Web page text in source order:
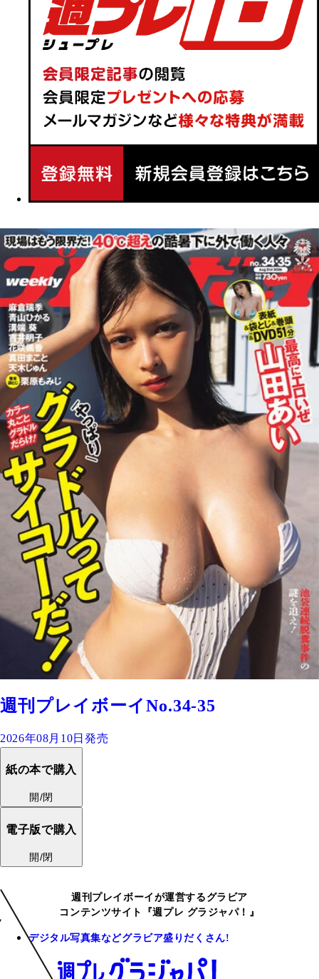
週刊プレイボーイNo.34-35
2026年08月10日発売
紙の本で購入
開/閉
電子版で購入
開/閉
週刊プレイボーイが運営するグラビア
コンテンツサイト『週プレ グラジャパ！』
デジタル写真集などグラビア盛りだくさん!